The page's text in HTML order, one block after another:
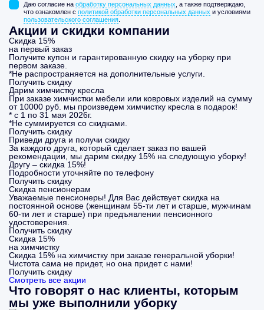
Даю согласие на обработку персональных данных , а также подтверждаю,
что ознакомлен с политикой обработки персональных данных и условиями
пользовательского соглашения
Акции и скидки компании
Скидка 15%
на первый заказ
Получите купон и гарантированную скидку на уборку при
первом заказе.
*Не распространяется на дополнительные услуги.
Получить скидку
Дарим химчистку кресла
При заказе химчистки мебели или ковровых изделий на сумму
от 10000 руб. мы произведем химчистку кресла в подарок!
* с 1 по 31 мая 2026г.
*Не суммируется со скидками.
Получить скидку
Приведи друга и получи скидку
За каждого друга, который сделает заказ по вашей
рекомендации, мы дарим скидку 15% на следующую уборку!
Другу – скидка 15%!
Подробности уточняйте по телефону
Получить скидку
Скидка пенсионерам
Уважаемые пенсионеры! Для Вас действует скидка на
постоянной основе (женщинам 55-ти лет и старше, мужчинам
60-ти лет и старше) при предъявлении пенсионного
удостоверения.
Получить скидку
Скидка 15%
на химчистку
Скидка 15% на химчистку при заказе генеральной уборки!
Чистота сама не придет, но она придет с нами!
Получить скидку
Смотреть все акции
Что говорят о нас клиенты, которым
мы уже выполнили уборку